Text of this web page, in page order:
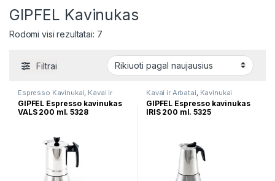
GIPFEL Kavinukas
Rodomi visi rezultatai: 7Rūšiuojama pagal naujausią
Filtrai
Espresso Kavinukai Kavai ir
Arbatai
GIPFEL Espresso kavinukas
VALS 200 ml. 5328
Kavai ir Arbatai Kavinukai
GIPFEL Espresso kavinukas
IRIS 200 ml. 5325